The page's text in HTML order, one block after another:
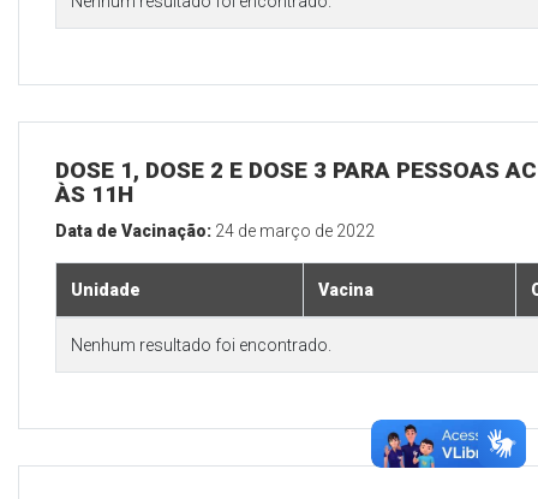
DOSE 1, DOSE 2 E DOSE 3 PARA PESSOAS
ÀS 11H
Data de Vacinação: 24 de março de 2022
Unidade Vacina
Nenhum resultado foi encontrado.